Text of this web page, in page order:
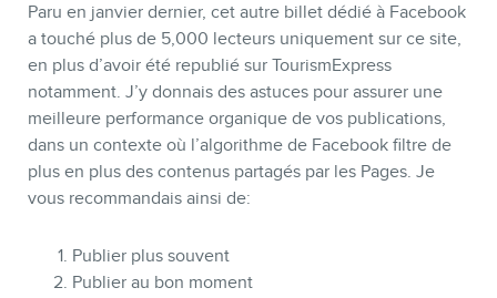
Paru en janvier dernier, cet autre billet dédié à Facebook
a touché plus de 5,000 lecteurs uniquement sur ce site,
en plus d’avoir été republié sur TourismExpress
notamment. J’y donnais des astuces pour assurer une
meilleure performance organique de vos publications,
dans un contexte où l’algorithme de Facebook filtre de
plus en plus des contenus partagés par les Pages. Je
vous recommandais ainsi de:
Publier plus souvent
Publier au bon moment